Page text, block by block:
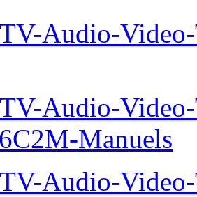
TV-Audio-
TV-Audio-
Manuels
TV-Audio-